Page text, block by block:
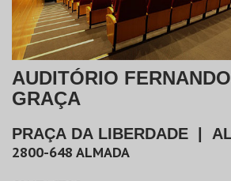
AUDITÓRIO
GRAÇA
PRAÇA DA LIBERDADE
2800-648 ALMADA